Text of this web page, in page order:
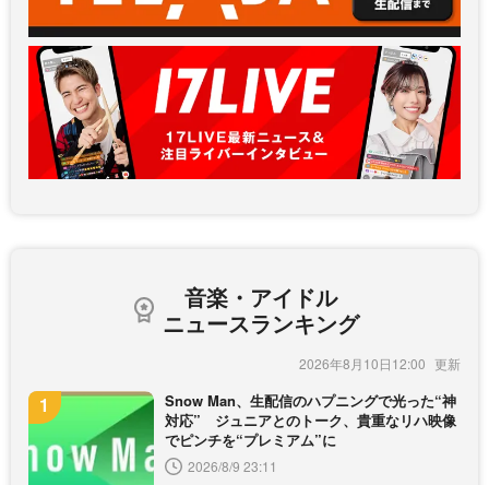
音楽・アイドル
ニュースランキング
2026年8月10日12:00
Snow Man、生配信のハプニングで光った“神
対応” ジュニアとのトーク、貴重なリハ映像
でピンチを“プレミアム”に
2026/8/9 23:11